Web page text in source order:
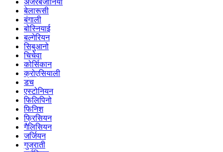
बेलारूसी
बंगाली
बोस्नियाई
बल्गेरियन
सिबुआनो
चिचेवा
कोर्सिकान
क्रोएसियाली
डच
एस्टोनियन
फिलिपिनो
फिनिश
फ्रिसियन
गैलिसियन
जर्जियन
गुजराती